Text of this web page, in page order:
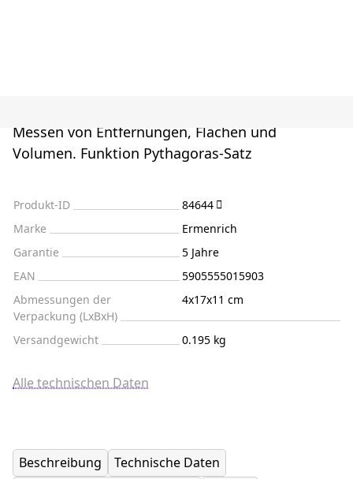
Messen von Entfernungen, Flächen und
Volumen. Funktion Pythagoras-Satz
Produkt-ID
84644
Marke
Ermenrich
Garantie
5 Jahre
EAN
5905555015903
Abmessungen der
Verpackung (LxBxH)
4x17x11 cm
Versandgewicht 0.195 kg
Alle technischen Daten
Beschreibung
Technische Daten